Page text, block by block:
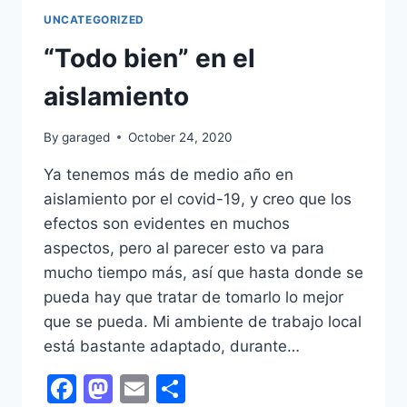
UNCATEGORIZED
“Todo bien” en el
aislamiento
By garaged October 24, 2020
Ya tenemos más de medio año en
aislamiento por el covid-19, y creo que los
efectos son evidentes en muchos
aspectos, pero al parecer esto va para
mucho tiempo más, así que hasta donde se
pueda hay que tratar de tomarlo lo mejor
que se pueda. Mi ambiente de trabajo local
está bastante adaptado, durante…
Facebook
Mastodon
Email